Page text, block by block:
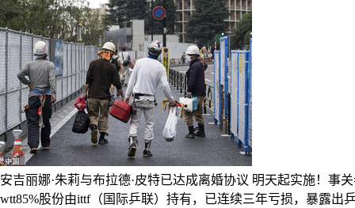
安吉丽娜·朱莉与布拉德·皮特已达成离婚协议 明天起实施！事
wtt85%股份由ittf（国际乒联）持有，已连续三年亏损，暴露出